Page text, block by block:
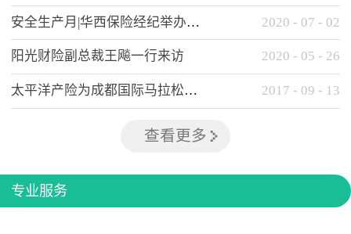
午，华西金控第一党支部举办了“学
党史、知党情、...
安全生产月|华西保险经纪举办应急消防安全知识培训 2020 - 07 - 02
阳光财险副总裁王飚一行来访 2020 - 05 - 26
太平洋产险为成都国际马拉松提供全方位保险保障 2017 - 09 - 13
查看更多
专业服务